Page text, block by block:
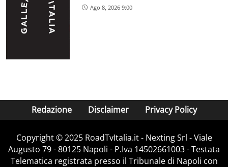
Ago 8, 2026 9:00
Redazione Disclaimer Privacy Policy
Copyright ©️ 2025 RoadTvItalia.it - Nexting Srl - Viale
Augusto 79 - 80125 Napoli - P.Iva 14502661003 - Testata
Telematica registrata presso il Tribunale di Napoli con